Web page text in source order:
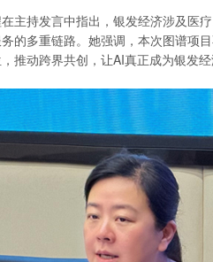
主持发言中指出，银发经济涉及医
的多重链路。她强调，本次图谱项
推动跨界共创，让AI真正成为银发经